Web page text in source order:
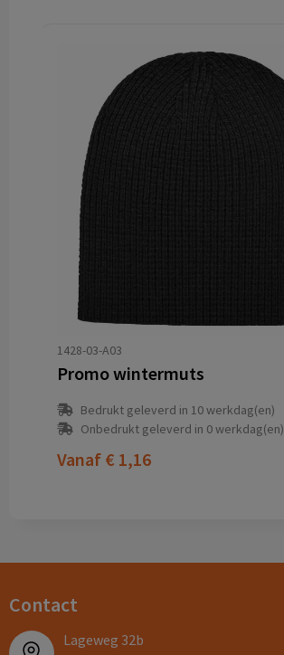
1428-03-A03
Promo wintermuts
Bedrukt geleverd in 10 werkdag(en)
Onbedrukt geleverd in 0 werkdag(en)
Vanaf € 1,16
Contact
Lageweg 32b